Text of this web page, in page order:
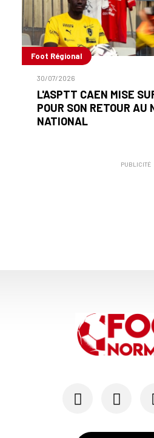
Foot Régional
30/07/2026
L'ASPTT CAEN MISE
POUR SON RETOUR AU
NATIONAL
PUBLICITÉ